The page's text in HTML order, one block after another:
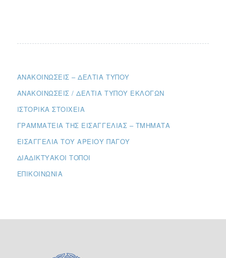
ΑΝΑΚΟΙΝΏΣΕΙΣ – ΔΕΛΤΊΑ ΤΎΠΟΥ
ΑΝΑΚΟΙΝΏΣΕΙΣ / ΔΕΛΤΊΑ ΤΎΠΟΥ ΕΚΛΟΓΏΝ
ΙΣΤΟΡΙΚΆ ΣΤΟΙΧΕΊΑ
ΓΡΑΜΜΑΤΕΊΑ ΤΗΣ ΕΙΣΑΓΓΕΛΊΑΣ – ΤΜΉΜΑΤΑ
ΕΙΣΑΓΓΕΛΊΑ ΤΟΥ ΑΡΕΊΟΥ ΠΆΓΟΥ
ΔΙΑΔΙΚΤΥΑΚΟΊ ΤΌΠΟΙ
ΕΠΙΚΟΙΝΩΝΊΑ